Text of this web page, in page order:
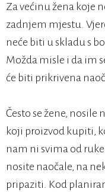
Za većinu žena koje
zadnjem mjestu.
neće biti u skladu s
Možda misle i da im
će biti prikrivena
Često se žene,
koji proizvod kupiti,
nam ni svima od
nosite naočale, na
pripaziti. Kod